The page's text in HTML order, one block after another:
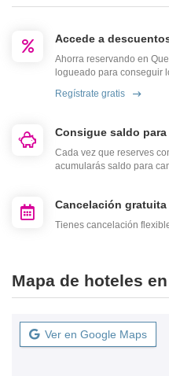
Accede a
Ahorra reservando en
logueado para conseguir
Regístrate gratis
Consigue saldo
Cada vez que reserves
acumularás saldo para
Cancelación gratuita
Tienes cancelación
Mapa de hoteles
Ver en Google Maps